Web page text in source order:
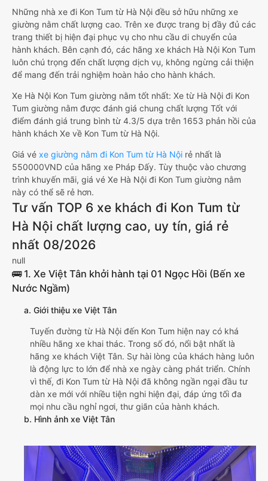
Những nhà xe đi Kon Tum từ Hà Nội đều sở hữu những xe
giường nằm chất lượng cao. Trên xe được trang bị đầy đủ các
trang thiết bị hiện đại phục vụ cho nhu cầu di chuyển của
hành khách. Bên cạnh đó, các hãng xe khách Hà Nội Kon Tum
luôn chú trọng đến chất lượng dịch vụ, không ngừng cải thiện
để mang đến trải nghiệm hoàn hảo cho hành khách.
Xe Hà Nội Kon Tum giường nằm tốt nhất: Xe từ Hà Nội đi Kon
Tum giường nằm được đánh giá chung chất lượng Tốt với
điểm đánh giá trung bình từ 4.3/5 dựa trên 1653 phản hồi của
hành khách Xe về Kon Tum từ Hà Nội.
Giá vé xe giường nằm đi Kon Tum từ Hà Nội rẻ nhất là
550000VND của hãng xe Pháp Đấy. Tùy thuộc vào chương
trình khuyến mãi, giá vé Xe Hà Nội đi Kon Tum giường nằm
này có thể sẽ rẻ hơn.
Tư vấn TOP 6 xe khách đi Kon Tum từ
Hà Nội chất lượng cao, uy tín, giá rẻ
nhất 08/2026
null
🚌 1. Xe Việt Tân khởi hành tại 01 Ngọc Hồi (Bến xe
Nước Ngầm)
a. Giới thiệu xe Việt Tân
Tuyến đường từ Hà Nội đến Kon Tum hiện nay có khá
nhiều hãng xe khai thác. Trong số đó, nổi bật nhất là
hãng xe khách Việt Tân. Sự hài lòng của khách hàng luôn
là động lực to lớn để nhà xe ngày càng phát triển. Chính
vì thế, đi Kon Tum từ Hà Nội đã không ngần ngại đầu tư
dàn xe mới với nhiều tiện nghi hiện đại, đáp ứng tối đa
mọi nhu cầu nghỉ ngơi, thư giãn của hành khách.
b. Hình ảnh xe Việt Tân